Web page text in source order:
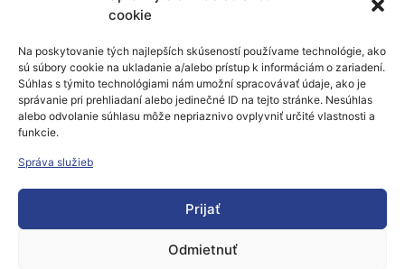
cookie
Na poskytovanie tých najlepších skúseností používame technológie, ako
sú súbory cookie na ukladanie a/alebo prístup k informáciám o zariadení.
Súhlas s týmito technológiami nám umožní spracovávať údaje, ako je
správanie pri prehliadaní alebo jedinečné ID na tejto stránke. Nesúhlas
alebo odvolanie súhlasu môže nepriaznivo ovplyvniť určité vlastnosti a
funkcie.
Správa služieb
Prijať
Odmietnuť
prihlásiť.
Európsky výskumný priestor
Oblasti našej podpory